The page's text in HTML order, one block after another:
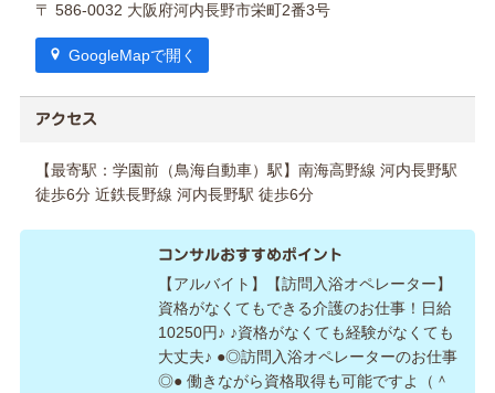
〒 586-0032 大阪府河内長野市栄町2番3号
GoogleMapで開く
アクセス
【最寄駅：学園前（鳥海自動車）駅】南海高野線 河内長野駅
徒歩6分 近鉄長野線 河内長野駅 徒歩6分
コンサルおすすめポイント
【アルバイト】【訪問入浴オペレーター】
資格がなくてもできる介護のお仕事！日給
10250円♪ ♪資格がなくても経験がなくても
大丈夫♪ ●◎訪問入浴オペレーターのお仕事
◎● 働きながら資格取得も可能ですよ（＾